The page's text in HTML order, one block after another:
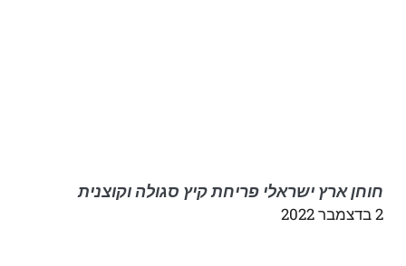
חוחן ארץ ישראלי פריחת קיץ סגולה וקוצנית
2 בדצמבר 2022